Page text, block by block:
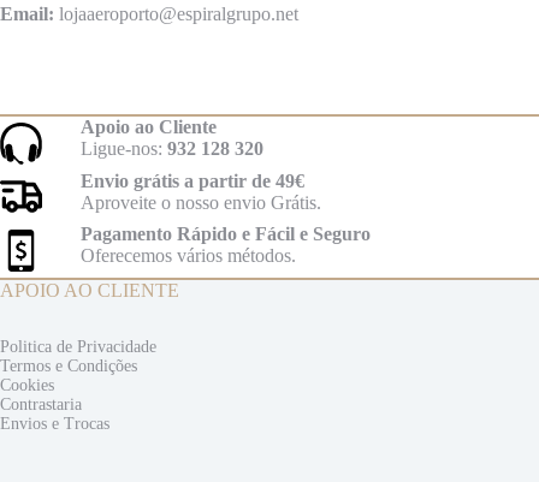
Email: lojaaeroporto@espiralgrupo.net
Apoio ao Cliente
Ligue-nos: 932 128 320
Envio grátis a partir de 49€
Aproveite o nosso envio Grátis.
Pagamento Rápido e Fácil e Seguro
Oferecemos vários métodos.
APOIO AO CLIENTE
Politica de Privacidade
Termos e Condições
Cookies
Contrastaria
Envios e Trocas